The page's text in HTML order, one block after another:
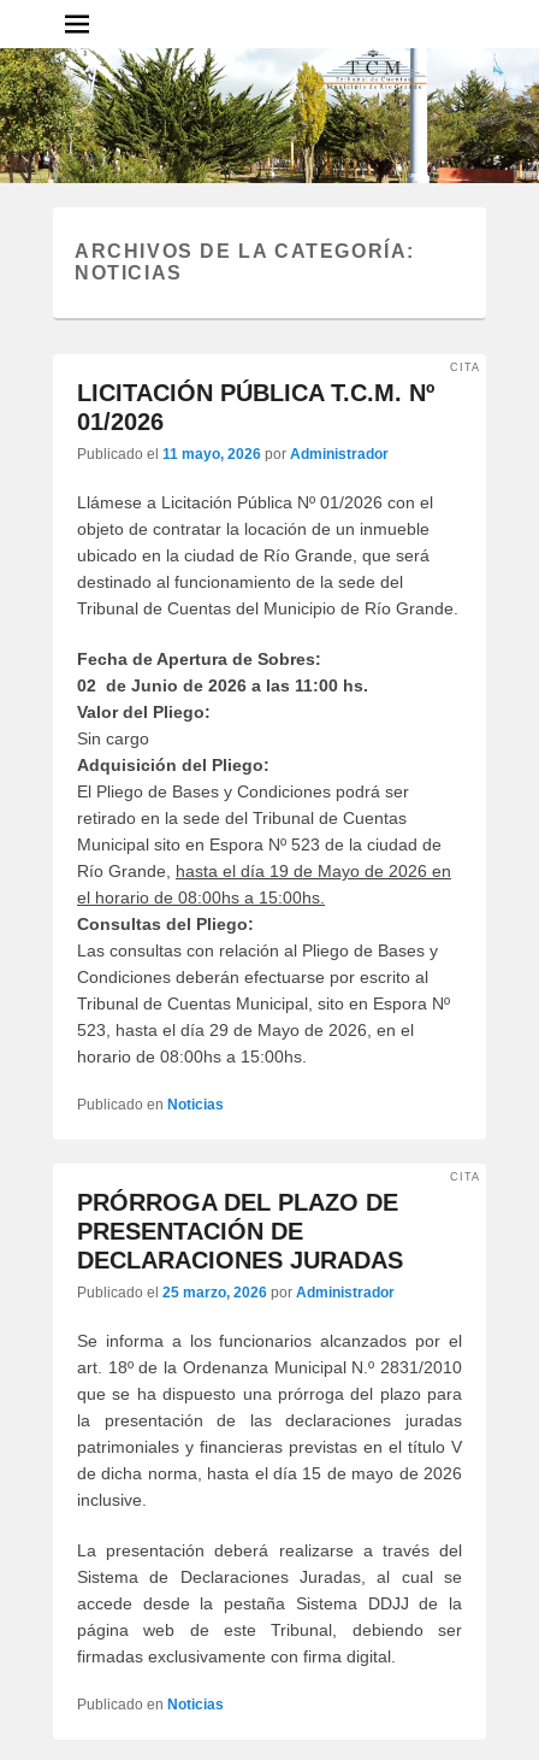
Municipal – Municipio de Rio
Grande
Portal del TCM Rio Grande
ARCHIVOS DE LA CATEGORÍA:
NOTICIAS
LICITACIÓN PÚBLICA T.C.M. Nº
01/2026
CITA
Publicado el 11 mayo, 2026 por Administrador
Llámese a Licitación Pública Nº 01/2026 con el
objeto de contratar la locación de un inmueble
ubicado en la ciudad de Río Grande, que será
destinado al funcionamiento de la sede del
Tribunal de Cuentas del Municipio de Río Grande.
Fecha de Apertura de Sobres:
02 de Junio de 2026 a las 11:00 hs.
Valor del Pliego:
Sin cargo
Adquisición del Pliego:
El Pliego de Bases y Condiciones podrá ser
retirado en la sede del Tribunal de Cuentas
Municipal sito en Espora Nº 523 de la ciudad de
Río Grande, hasta el día 19 de Mayo de 2026 en
el horario de 08:00hs a 15:00hs.
Consultas del Pliego:
Las consultas con relación al Pliego de Bases y
Condiciones deberán efectuarse por escrito al
Tribunal de Cuentas Municipal, sito en Espora Nº
523, hasta el día 29 de Mayo de 2026, en el
horario de 08:00hs a 15:00hs.
Publicado en Noticias
PRÓRROGA DEL PLAZO DE
PRESENTACIÓN DE
DECLARACIONES JURADAS
CITA
Publicado el 25 marzo, 2026 por Administrador
Se informa a los funcionarios alcanzados por el
art. 18º de la Ordenanza Municipal N.º 2831/2010
que se ha dispuesto una prórroga del plazo para
la presentación de las declaraciones juradas
patrimoniales y financieras previstas en el título V
de dicha norma, hasta el día 15 de mayo de 2026
inclusive.
La presentación deberá realizarse a través del
Sistema de Declaraciones Juradas, al cual se
accede desde la pestaña Sistema DDJJ de la
página web de este Tribunal, debiendo ser
firmadas exclusivamente con firma digital.
Publicado en Noticias